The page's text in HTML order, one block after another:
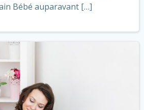
Bébé auparavant […]